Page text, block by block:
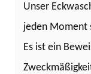
Unser
jeden Moment
Es ist ein